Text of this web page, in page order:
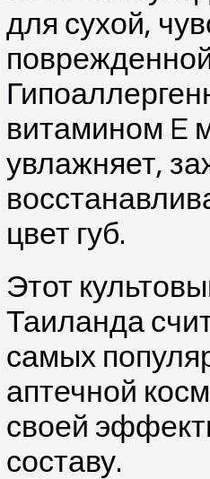
для сухой,
витамином E
увлажняет,
цвет губ.
Этот
Таиланда
самых
аптечной
своей
составу.